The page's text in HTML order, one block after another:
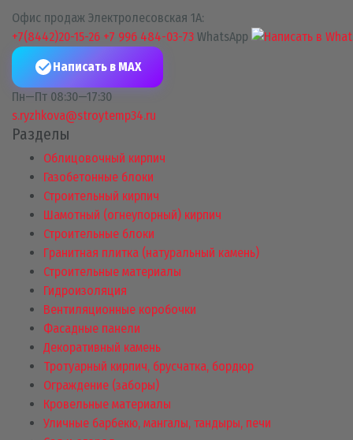
Офис продаж Электролесовская 1А:
+7(8442)20-15-26 +7 996 484-03-73 WhatsApp
Написать в MAX
Пн—Пт 08:30—17:30
s.ryzhkova@stroytemp34.ru
Разделы
Облицовочный кирпич
Газобетонные блоки
Строительный кирпич
Шамотный (огнеупорный) кирпич
Строительные блоки
Гранитная плитка (натуральный камень)
Строительные материалы
Гидроизоляция
Вентиляционные коробочки
Фасадные панели
Декоративный камень
Тротуарный кирпич, брусчатка, бордюр
Ограждение (заборы)
Кровельные материалы
Уличные барбекю, мангалы, тандыры, печи